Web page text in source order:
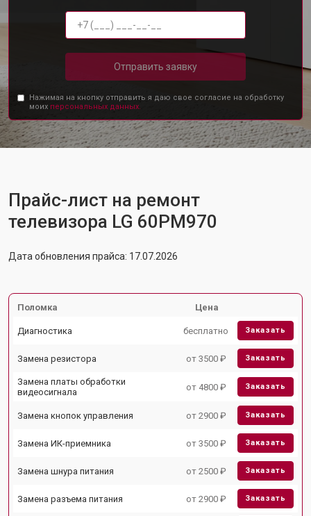
Отправить заявку
Нажимая на кнопку отправить я даю свое согласие на обработку
моих персональных данных.
Прайс-лист на ремонт
телевизора LG 60PM970
Дата обновления прайса: 17.07.2026
Поломка Цена
Диагностика бесплатно Заказать
Замена резистора от 3500 ₽ Заказать
Замена платы обработки
видеосигнала
от 4800 ₽ Заказать
Замена кнопок управления от 2900 ₽ Заказать
Замена ИК-приемника от 3500 ₽ Заказать
Замена шнура питания от 2500 ₽ Заказать
Замена разъема питания от 2900 ₽ Заказать